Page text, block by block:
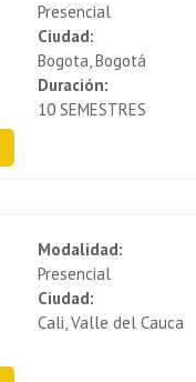
Presencial
Ciudad:
Bogota, Bogotá
Duración:
10 SEMESTRES
Modalidad:
Presencial
Ciudad:
Cali, Valle del Cauca